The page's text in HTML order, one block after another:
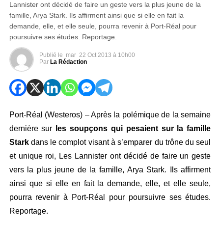
Lannister ont décidé de faire un geste vers la plus jeune de la
famille, Arya Stark. Ils affirment ainsi que si elle en fait la
demande, elle, et elle seule, pourra revenir à Port-Réal pour
poursuivre ses études. Reportage.
Publié le mar 22 Oct 2013 à 10h00
Par La Rédaction
Port-Réal (Westeros) – Après la polémique de la semaine
dernière sur
les soupçons qui pesaient sur la famille
Starkdans le complot visant à s’emparer du trône du seul
et unique roi, Les Lannister ont décidé de faire un geste
vers la plus jeune de la famille, Arya Stark. Ils affirment
ainsi que si elle en fait la demande, elle, et elle seule,
pourra revenir à Port-Réal pour poursuivre ses études.
Reportage.